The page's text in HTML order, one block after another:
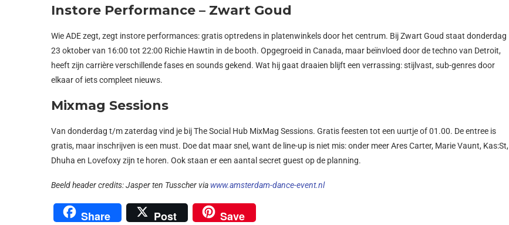
Instore Performance – Zwart Goud
Wie ADE zegt, zegt instore performances: gratis optredens in platenwinkels door het centrum. Bij Zwart Goud staat donderdag
23 oktober van 16:00 tot 22:00 Richie Hawtin in de booth. Opgegroeid in Canada, maar beïnvloed door de techno van Detroit,
heeft zijn carrière verschillende fases en sounds gekend. Wat hij gaat draaien blijft een verrassing: stijlvast, sub-genres door
elkaar of iets compleet nieuws.
Mixmag Sessions
Van donderdag t/m zaterdag vind je bij The Social Hub MixMag Sessions. Gratis feesten tot een uurtje of 01.00. De entree is
gratis, maar inschrijven is een must. Doe dat maar snel, want de line-up is niet mis: onder meer Ares Carter, Marie Vaunt, Kas:St,
Dhuha en Lovefoxy zijn te horen. Ook staan er een aantal secret guest op de planning.
Beeld header credits: Jasper ten Tusscher via www.amsterdam-dance-event.nl
Share Post Save